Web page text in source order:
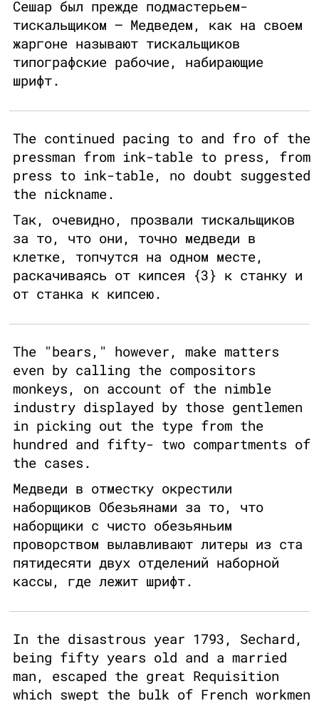
Сешар был прежде подмастерьем-
тискальщиком — Медведем, как на своем
жаргоне называют тискальщиков
типографские рабочие, набирающие
шрифт.
The continued pacing to and fro of the
pressman from ink-table to press, from
press to ink-table, no doubt suggested
the nickname.
Так, очевидно, прозвали тискальщиков
за то, что они, точно медведи в
клетке, топчутся на одном месте,
раскачиваясь от кипсея {3} к станку и
от станка к кипсею.
The "bears," however, make matters
even by calling the compositors
monkeys, on account of the nimble
industry displayed by those gentlemen
in picking out the type from the
hundred and fifty- two compartments of
the cases.
Медведи в отместку окрестили
наборщиков Обезьянами за то, что
наборщики с чисто обезьяньим
проворством вылавливают литеры из ста
пятидесяти двух отделений наборной
кассы, где лежит шрифт.
In the disastrous year 1793, Sechard,
being fifty years old and a married
man, escaped the great Requisition
which swept the bulk of French workmen